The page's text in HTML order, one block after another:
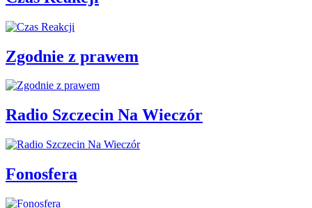
Zgodnie z prawem
Radio Szczecin Na Wieczór
Fonosfera